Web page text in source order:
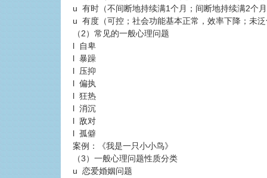
u 有时（不间断地持续满1个月；间断地持续满2个月
u 有度（可控；社会功能基本正常，效率下降；未泛
（2）常见的一般心理问题
l 自卑
l 暴躁
l 压抑
l 偏执
l 狂热
l 消沉
l 敌对
l 孤僻
案例：《我是一只小小鸟》
（3）一般心理问题性质分类
u 恋爱婚姻问题